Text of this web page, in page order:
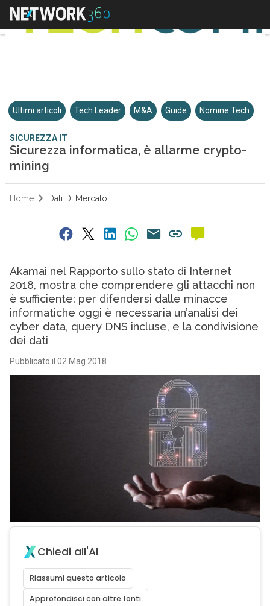
Ultimi articoli Tech Leader M&A Guide Nomine Tech
SICUREZZA IT
Sicurezza informatica, è allarme crypto-
mining
Home Dati Di Mercato
Akamai nel Rapporto sullo stato di Internet
2018, mostra che comprendere gli attacchi non
è sufficiente: per difendersi dalle minacce
informatiche oggi è necessaria un’analisi dei
cyber data, query DNS incluse, e la condivisione
dei dati
Pubblicato il 02 Mag 2018
Chiedi all'AI
Riassumi questo articolo
Approfondisci con altre fonti